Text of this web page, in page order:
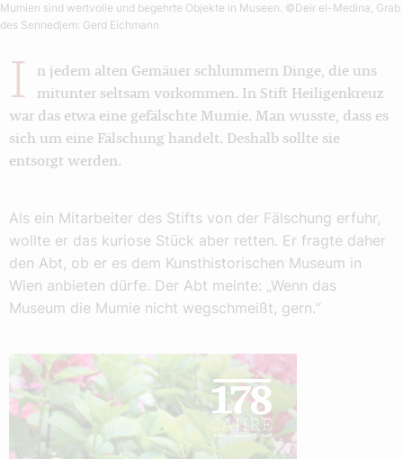
Mumien sind wertvolle und begehrte Objekte in Museen. ©Deir el-Medina, Grab
des Sennedjem: Gerd Eichmann
I
n jedem alten Gemäuer schlummern Dinge, die uns
mitunter seltsam vorkommen. In Stift Heiligenkreuz
war das etwa eine gefälschte Mumie. Man wusste, dass es
sich um eine Fälschung handelt. Deshalb sollte sie
entsorgt werden.
Als ein Mitarbeiter des Stifts von der Fälschung erfuhr,
wollte er das kuriose Stück aber retten. Er fragte daher
den Abt, ob er es dem Kunsthistorischen Museum in
Wien anbieten dürfe. Der Abt meinte: „Wenn das
Museum die Mumie nicht wegschmeißt, gern.“